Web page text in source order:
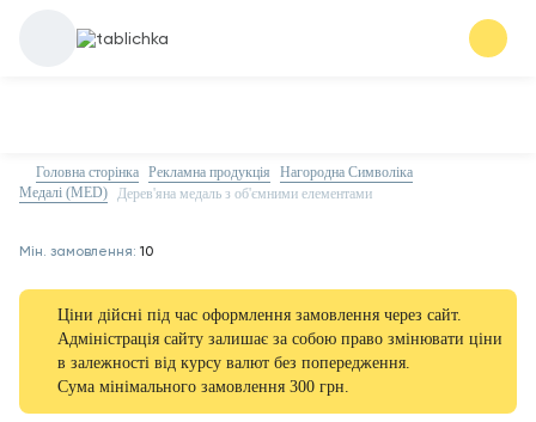
Головна сторінка Рекламна продукція
Нагородна Символіка
Медалі (MED)
Дерев'яна медаль з об'ємними елементами
Мін. замовлення: 10
Ціни дійсні під час оформлення замовлення через сайт.
Адміністрація сайту залишає за собою право змінювати ціни
в залежності від курсу валют без попередження.
Сума мінімального замовлення 300 грн.